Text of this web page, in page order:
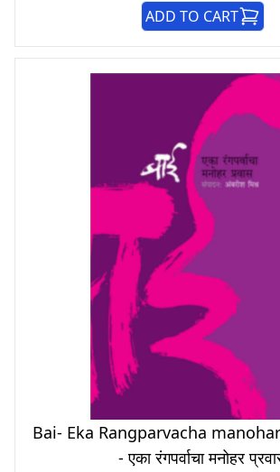
ADD TO CART
Bai- Eka Rangparvacha
- एका रंगपर्वाचा मनोहर